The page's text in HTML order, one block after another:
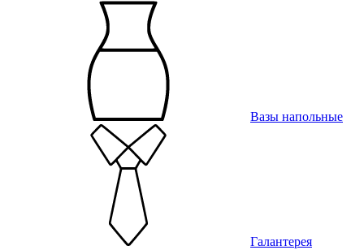
Вазы напольные
Галантерея